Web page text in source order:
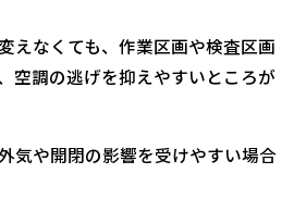
えなくても、作業区画や検査区画
空調の逃げを抑えやすいところが
気や開閉の影響を受けやすい場合